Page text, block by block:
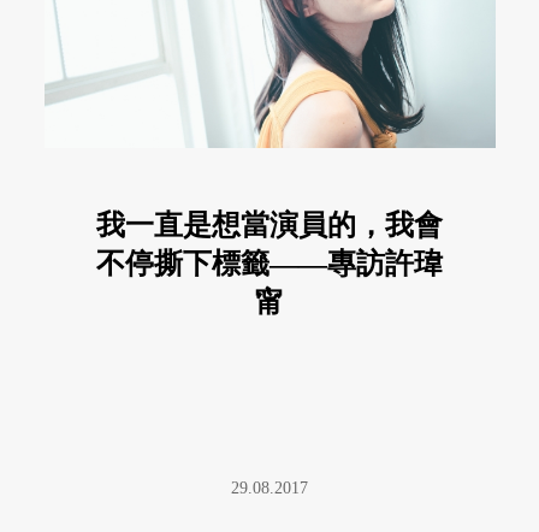
我一直是想當演員的，我會
不停撕下標籤——專訪許瑋
甯
29.08.2017